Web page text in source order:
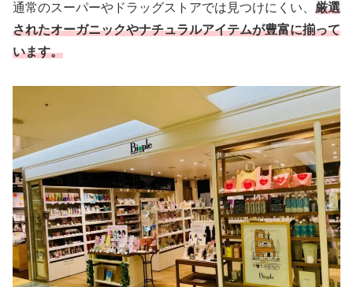
通常のスーパーやドラッグストアでは見つけにくい、 厳選
されたオーガニックやナチュラルアイテムが豊富に揃って
います。